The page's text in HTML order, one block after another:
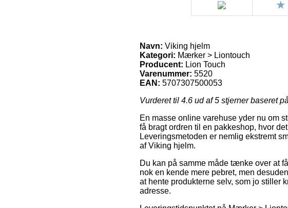
Navn: Viking hjelm
Kategori: Mærker > Liontouch
Producent: Lion Touch
Varenummer: 5520
EAN: 5707307500053
Vurderet til 4.6 ud af 5 stjerner baseret
En masse online varehuse yder nu om
få bragt ordren til en pakkeshop, hvor
Leveringsmetoden er nemlig ekstremt
af Viking hjelm.
Du kan på samme måde tænke over at
nok en kende mere pebret, men
at hente produkterne selv, som jo stiller
adresse.